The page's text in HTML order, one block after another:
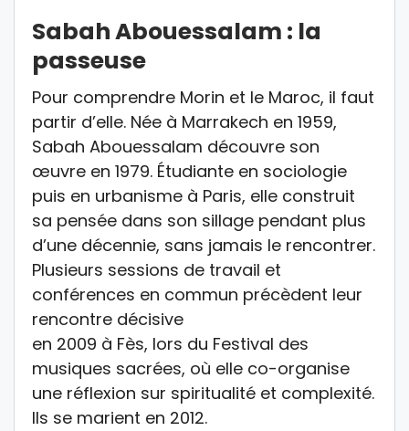
Sabah Abouessalam : la
passeuse
Pour comprendre Morin et le Maroc, il faut
partir d’elle. Née à Marrakech en 1959,
Sabah Abouessalam découvre son
œuvre en 1979. Étudiante en sociologie
puis en urbanisme à Paris, elle construit
sa pensée dans son sillage pendant plus
d’une décennie, sans jamais le rencontrer.
Plusieurs sessions de travail et
conférences en commun précèdent leur
rencontre décisive
en 2009 à Fès, lors du Festival des
musiques sacrées, où elle co-organise
une réflexion sur spiritualité et complexité.
Ils se marient en 2012.